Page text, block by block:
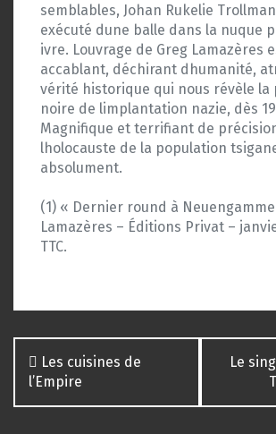
semblables, Johan Rukelie
exécuté dune balle dans la nuque
ivre. Louvrage de Greg Lamazères
accablant, déchirant dhumanité,
vérité historique qui nous révèle la
noire de limplantation nazie, dès
Magnifique et terrifiant de
lholocauste de la population
absolument.
(1) « Dernier round à
Lamazères – Éditions Privat –
TTC.
Navigation
des
articles
Les cuisines de
l’Empire
Le